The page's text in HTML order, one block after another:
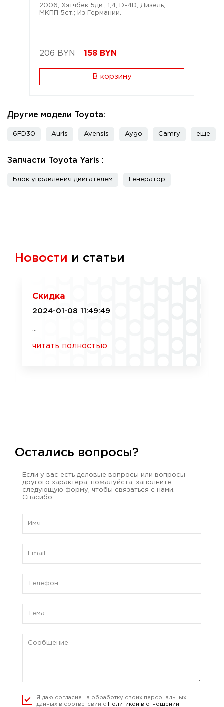
2006; Хэтчбек 5дв.; 1,4; D-4D; Дизель;
МКПП 5ст.; Из Германии.
206 BYN 158 BYN
В корзину
Другие модели Toyota:
6FD30 Auris Avensis Aygo Camry еще
Запчасти Toyota Yaris :
Блок управления двигателем Генератор
Новости и статьи
Скидка
2024-01-08 11:49:49
читать полностью
Остались вопросы?
Если у вас есть деловые вопросы или вопросы
другого характера, пожалуйста, заполните
следующую форму, чтобы связаться с нами.
Спасибо.
Я даю согласие на обработку своих персональных
данных в соответсвии с
Политикой в отношении